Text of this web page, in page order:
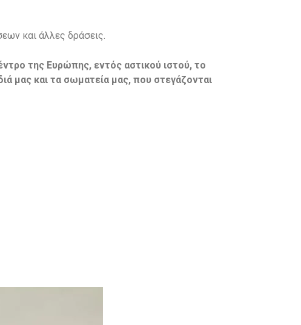
και άλλες δράσεις.
της Ευρώπης, εντός αστικού ιστού, το
μας και τα σωματεία μας, που στεγάζονται